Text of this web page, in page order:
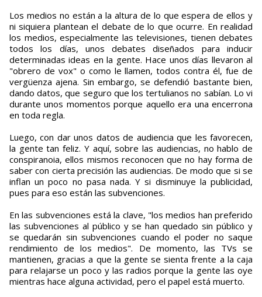
Los medios no están a la altura de lo que espera de ellos y
ni siquiera plantean el debate de lo que ocurre. En realidad
los medios, especialmente las televisiones, tienen debates
todos los días, unos debates diseñados para inducir
determinadas ideas en la gente. Hace unos días llevaron al
"obrero de vox" o como le llamen, todos contra él, fue de
vergüenza ajena. Sin embargo, se defendió bastante bien,
dando datos, que seguro que los tertulianos no sabían. Lo vi
durante unos momentos porque aquello era una encerrona
en toda regla.
Luego, con dar unos datos de audiencia que les favorecen,
la gente tan feliz. Y aquí, sobre las audiencias, no hablo de
conspiranoia, ellos mismos reconocen que no hay forma de
saber con cierta precisión las audiencias. De modo que si se
inflan un poco no pasa nada. Y si disminuye la publicidad,
pues para eso están las subvenciones.
En las subvenciones está la clave, "los medios han preferido
las subvenciones al público y se han quedado sin público y
se quedarán sin subvenciones cuando el poder no saque
rendimiento de los medios". De momento, las TVs se
mantienen, gracias a que la gente se sienta frente a la caja
para relajarse un poco y las radios porque la gente las oye
mientras hace alguna actividad, pero el papel está muerto.